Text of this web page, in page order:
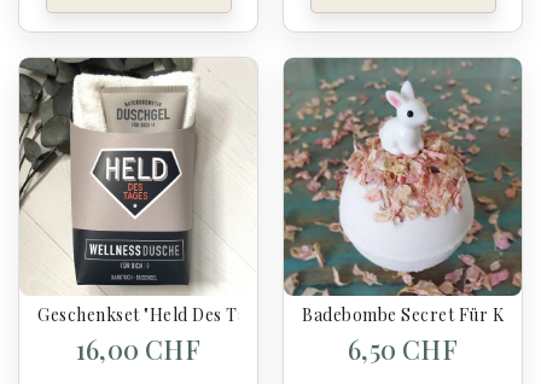
Geschenkset "Held Des Tages"
16,00 CHF
Badebombe Secret Für
6,50 CHF